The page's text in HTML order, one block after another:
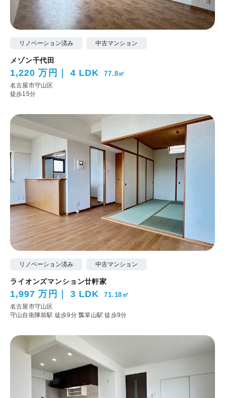
リノベーション済み 中古マンション
メゾン千代田
1,220 万円 4 LDK 77.8㎡
名古屋市守山区
徒歩15分
リノベーション済み 中古マンション
ライオンズマンション廿軒家
1,997 万円 3 LDK 71.18㎡
名古屋市守山区
守山自衛隊前駅 徒歩9分瓢箪山駅 徒歩9分